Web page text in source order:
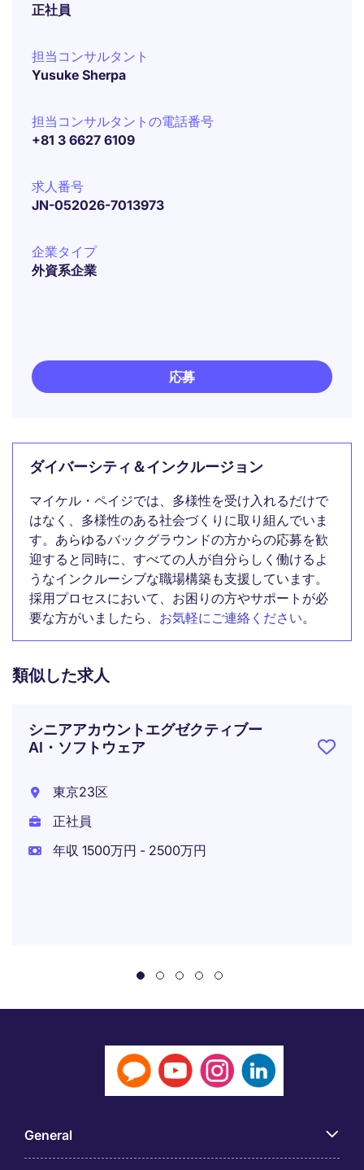
正社員
担当コンサルタント
Yusuke Sherpa
担当コンサルタントの電話番号
+81 3 6627 6109
求人番号
JN-052026-7013973
企業タイプ
外資系企業
応募
ダイバーシティ＆インクルージョン
マイケル・ペイジでは、多様性を受け入れるだけで
はなく、多様性のある社会づくりに取り組んでいま
す。あらゆるバックグラウンドの方からの応募を歓
迎すると同時に、すべての人が自分らしく働けるよ
うなインクルーシブな職場構築も支援しています。
採用プロセスにおいて、お困りの方やサポートが必
要な方がいましたら、 お気軽にご連絡ください。
類似した求人
シニアアカウントエグゼクティブー
AI・ソフトウェア
東京23区
正社員
年収 1500万円 - 2500万円
General